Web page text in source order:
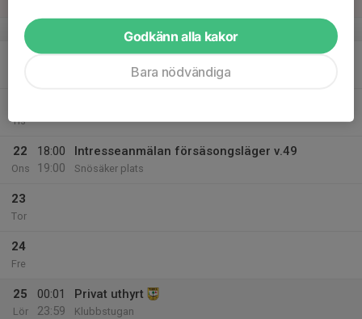
v.43
18:00
Träning
Klubbstugan
Tis
22
Ons
18:00
19:00
Intresseanmälan försäsongsläger v.49
Snösäker plats
23
Tor
24
Fre
25
Lör
00:01
23:59
Privat uthyrt
Klubbstugan
Godkänn alla kakor
Bara nödvändiga